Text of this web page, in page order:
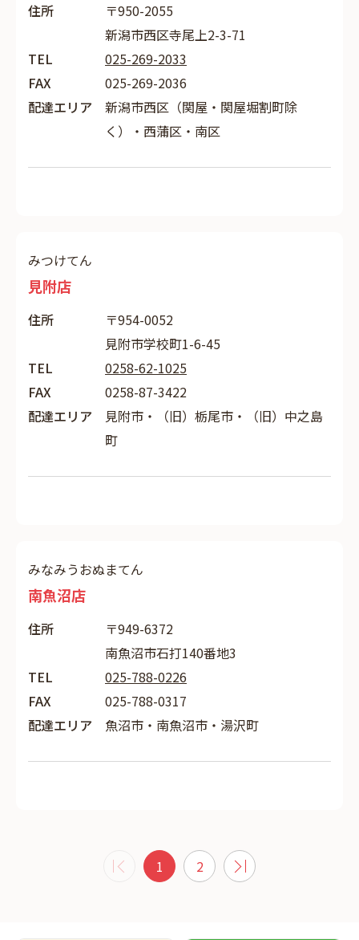
住所
〒950-2055
新潟市西区寺尾上2-3-71
TEL
025-269-2033
FAX
025-269-2036
配達エリア
新潟市西区（関屋・関屋堀割町除
く）・西蒲区・南区
みつけてん
見附店
住所
〒954-0052
見附市学校町1-6-45
TEL
0258-62-1025
FAX
0258-87-3422
配達エリア
見附市・（旧）栃尾市・（旧）中之島
町
みなみうおぬまてん
南魚沼店
住所
〒949-6372
南魚沼市石打140番地3
TEL
025-788-0226
FAX
025-788-0317
配達エリア
魚沼市・南魚沼市・湯沢町
1 2